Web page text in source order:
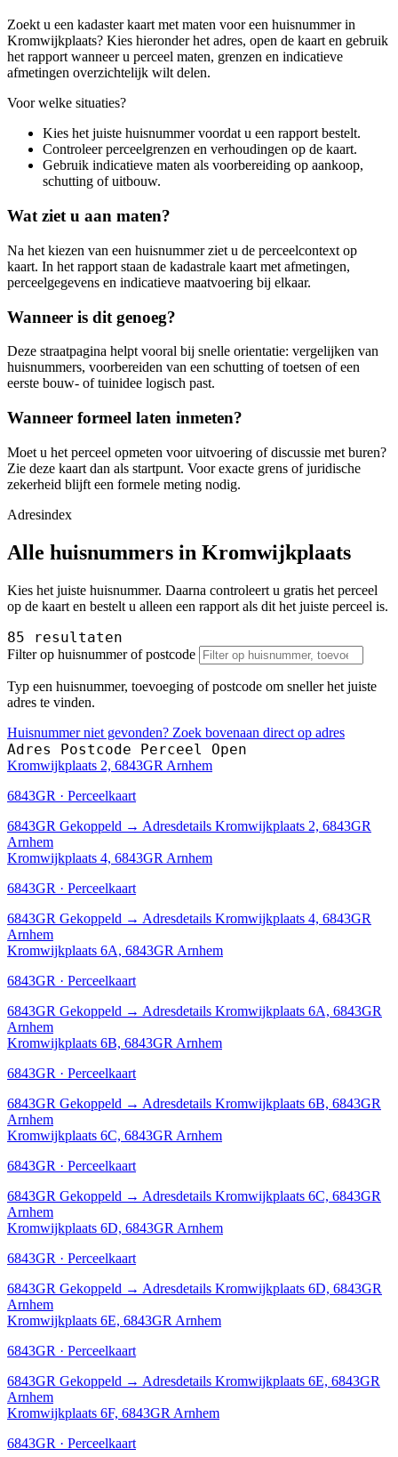
Zoekt u een kadaster kaart met maten voor een huisnummer in
Kromwijkplaats? Kies hieronder het adres, open de kaart en gebruik
het rapport wanneer u perceel maten, grenzen en indicatieve
afmetingen overzichtelijk wilt delen.
Voor welke situaties?
Kies het juiste huisnummer voordat u een rapport bestelt.
Controleer perceelgrenzen en verhoudingen op de kaart.
Gebruik indicatieve maten als voorbereiding op aankoop,
schutting of uitbouw.
Wat ziet u aan maten?
Na het kiezen van een huisnummer ziet u de perceelcontext op
kaart. In het rapport staan de kadastrale kaart met afmetingen,
perceelgegevens en indicatieve maatvoering bij elkaar.
Wanneer is dit genoeg?
Deze straatpagina helpt vooral bij snelle orientatie: vergelijken van
huisnummers, voorbereiden van een schutting of toetsen of een
eerste bouw- of tuinidee logisch past.
Wanneer formeel laten inmeten?
Moet u het perceel opmeten voor uitvoering of discussie met buren?
Zie deze kaart dan als startpunt. Voor exacte grens of juridische
zekerheid blijft een formele meting nodig.
Adresindex
Alle huisnummers in Kromwijkplaats
Kies het juiste huisnummer. Daarna controleert u gratis het perceel
op de kaart en bestelt u alleen een rapport als dit het juiste perceel is.
85 resultaten
Filter op huisnummer of postcode
Typ een huisnummer, toevoeging of postcode om sneller het juiste
adres te vinden.
Huisnummer niet gevonden? Zoek bovenaan direct op adres
Adres Postcode Perceel Open
Kromwijkplaats 2, 6843GR Arnhem
6843GR · Perceelkaart
6843GR Gekoppeld → Adresdetails Kromwijkplaats 2, 6843GR
Arnhem
Kromwijkplaats 4, 6843GR Arnhem
6843GR · Perceelkaart
6843GR Gekoppeld → Adresdetails Kromwijkplaats 4, 6843GR
Arnhem
Kromwijkplaats 6A, 6843GR Arnhem
6843GR · Perceelkaart
6843GR Gekoppeld → Adresdetails Kromwijkplaats 6A, 6843GR
Arnhem
Kromwijkplaats 6B, 6843GR Arnhem
6843GR · Perceelkaart
6843GR Gekoppeld → Adresdetails Kromwijkplaats 6B, 6843GR
Arnhem
Kromwijkplaats 6C, 6843GR Arnhem
6843GR · Perceelkaart
6843GR Gekoppeld → Adresdetails Kromwijkplaats 6C, 6843GR
Arnhem
Kromwijkplaats 6D, 6843GR Arnhem
6843GR · Perceelkaart
6843GR Gekoppeld → Adresdetails Kromwijkplaats 6D, 6843GR
Arnhem
Kromwijkplaats 6E, 6843GR Arnhem
6843GR · Perceelkaart
6843GR Gekoppeld → Adresdetails Kromwijkplaats 6E, 6843GR
Arnhem
Kromwijkplaats 6F, 6843GR Arnhem
6843GR · Perceelkaart